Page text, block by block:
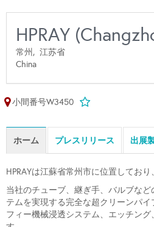
HPRAY
常州, 江苏省
China
小間番号W3450
ホーム プレスリリース 出展
HPRAYは江蘇省常州市に位置してお
当社のチューブ、継ぎ手、バルブな
テムを実現する完全な超クリーンパ
フィー機械浸透システム、エッチン